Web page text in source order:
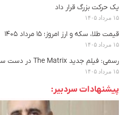
یک حرکت بزرگ قرار داد
۱۵ مرداد ۱۴۰۵
قیمت طلا، سکه و ارز امروز؛ ۱۵ مرداد ۱۴۰۵
۱۵ مرداد ۱۴۰۵
رسمی: فیلم جدید The Matrix در دست ساخت است
۱۵ مرداد ۱۴۰۵
پیشنهادات سردبیر: